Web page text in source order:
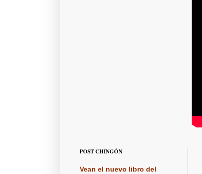
POST CHINGÓN
Vean el nuevo libro del